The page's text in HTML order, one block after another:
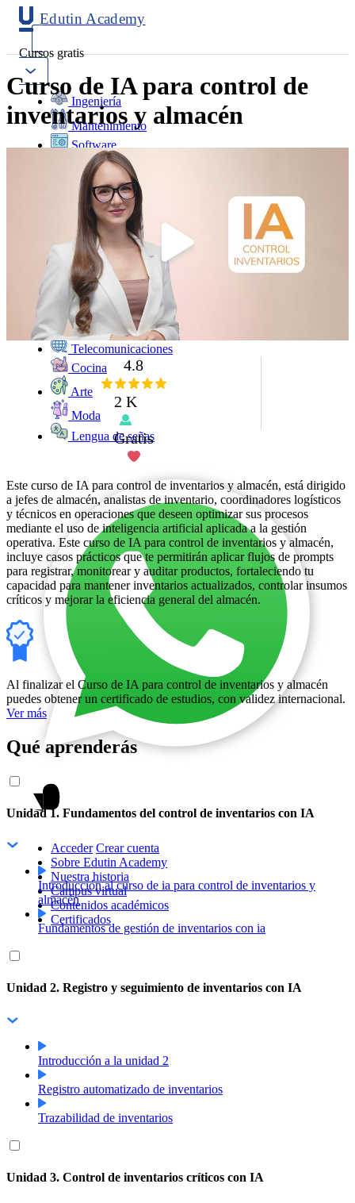
Edutin Academy
Cursos gratis
Ingeniería
Mantenimiento
Software
Diseño
Negocios
Salud
Programación
Marketing
Idiomas
Deporte
Psicología y Educación
Ciencias
Telecomunicaciones
Cocina
Arte
Moda
Lengua de señas
Acceder Crear cuenta
Sobre Edutin Academy
Nuestra historia
Campus virtual
Contenidos académicos
Certificados
Curso de IA para control de
inventarios y almacén
4.8
2 K
Gratis
Este curso de IA para control de inventarios y almacén, está dirigido
a jefes de almacén, analistas de inventario, coordinadores logísticos
y técnicos en operaciones que deseen optimizar sus procesos
mediante el uso de inteligencia artificial aplicada a la gestión
operativa. Este curso de IA para control de inventarios y almacén,
incluye casos prácticos que te permitirán aplicar flujos de prompts
para registrar, monitorear y auditar productos, fortaleciendo tu
capacidad para mantener inventarios actualizados, controlar insumos
críticos y mejorar la eficiencia general del almacén.
Al finalizar el Curso de IA para control de inventarios y almacén
puedes obtener un certificado de estudios, con validez internacional.
Ver más
Qué aprenderás
Unidad 1. Fundamentos del control de inventarios con IA
Introducción al curso de ia para control de inventarios y
almacén
Fundamentos de gestión de inventarios con ia
Unidad 2. Registro y seguimiento de inventarios con IA
Introducción a la unidad 2
Registro automatizado de inventarios
Trazabilidad de inventarios
Unidad 3. Control de inventarios críticos con IA